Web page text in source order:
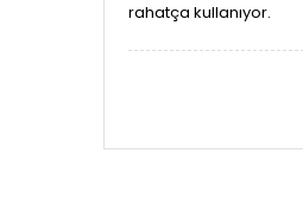
rahatça kullanıyor.